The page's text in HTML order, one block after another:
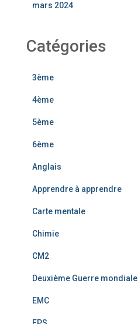
mars 2024
Catégories
3ème
4ème
5ème
6ème
Anglais
Apprendre à apprendre
Carte mentale
Chimie
CM2
Deuxième Guerre mondiale
EMC